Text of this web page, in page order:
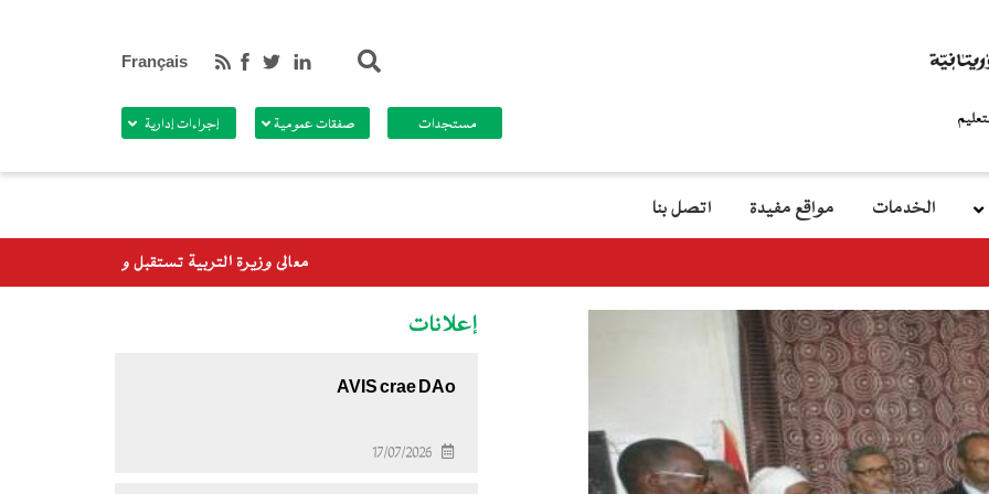
Français
menu
مستجدات صفقات عمومية إجراءات إدارية
الخدمات مواقع مفيدة اتصل بنا
معالي وزيرة التربية تستقبل وفدا من برنامج الأغذية العالمي
إعلانات
AVIS crae DAo
17/07/2026